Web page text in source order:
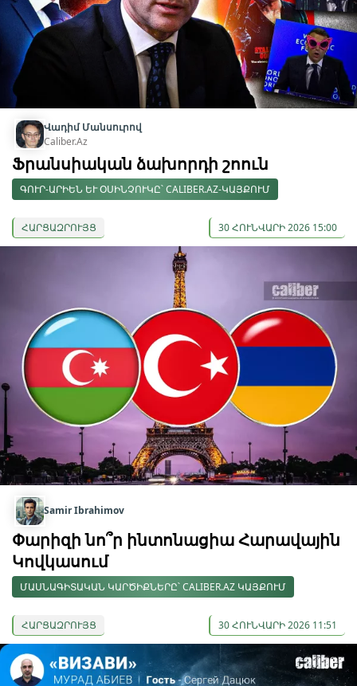
Վադիմ Մանսուրով
Caliber.Az
Ֆրանսիական ձախորդի շոուն
ԳՈՒՐ-ԱՐԻԵՆ ԵՒ ՕՍԻՆՉՈՒԿԸ՝ CALIBER.AZ-ԿԱՅՔՈՒՄ
ՀԱՐՑԱԶՐՈՒՅՑ 30 ՀՈՒՆՎԱՐԻ 2026 15:00
Samir Ibrahimov
Փարիզի նո՞ր ինտոնացիա Հարավային
Կովկասում
ՄԱՍՆԱԳԻՏԱԿԱՆ ԿԱՐԾԻՔՆԵՐԸ՝ CALIBER.AZ ԿԱՅՔՈՒՄ
ՀԱՐՑԱԶՐՈՒՅՑ 30 ՀՈՒՆՎԱՐԻ 2026 11:51